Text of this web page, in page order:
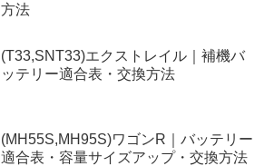
方法
(T33,SNT33)エクストレイル｜補機バ
ッテリー適合表・交換方法
(MH55S,MH95S)ワゴンR｜バッテリー
適合表・容量サイズアップ・交換方法